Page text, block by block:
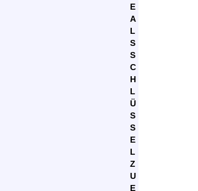
E
A
L
S
S
C
H
L
Ü
S
S
E
L
Z
U
E